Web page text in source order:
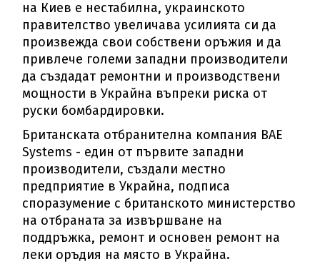
на Киев е нестабилна, украинското
правителство увеличава усилията си да
произвежда свои собствени оръжия и да
привлече големи западни производители
да създадат ремонтни и производствени
мощности в Украйна въпреки риска от
руски бомбардировки.
Британската отбранителна компания BAE
Systems - един от първите западни
производители, създали местно
предприятие в Украйна, подписа
споразумение с британското министерство
на отбраната за извършване на
поддръжка, ремонт и основен ремонт на
леки оръдия на място в Украйна.